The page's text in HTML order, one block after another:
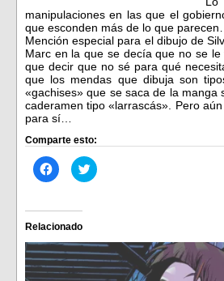
manipulaciones en las que el
que esconden más de lo que parecen…
Mención especial para el dibujo de
Marc en la que se decía que no se
que decir que no sé para qué
que los mendas que dibuja son
«gachises» que se saca de la
caderamen tipo «larrascás». Pero
para sí…
Comparte esto:
Haz
clic
Facebook
(Se
abre
en
una
ventana
nueva)
Haz
clic
en
una
ventana
nueva)
Relacionado